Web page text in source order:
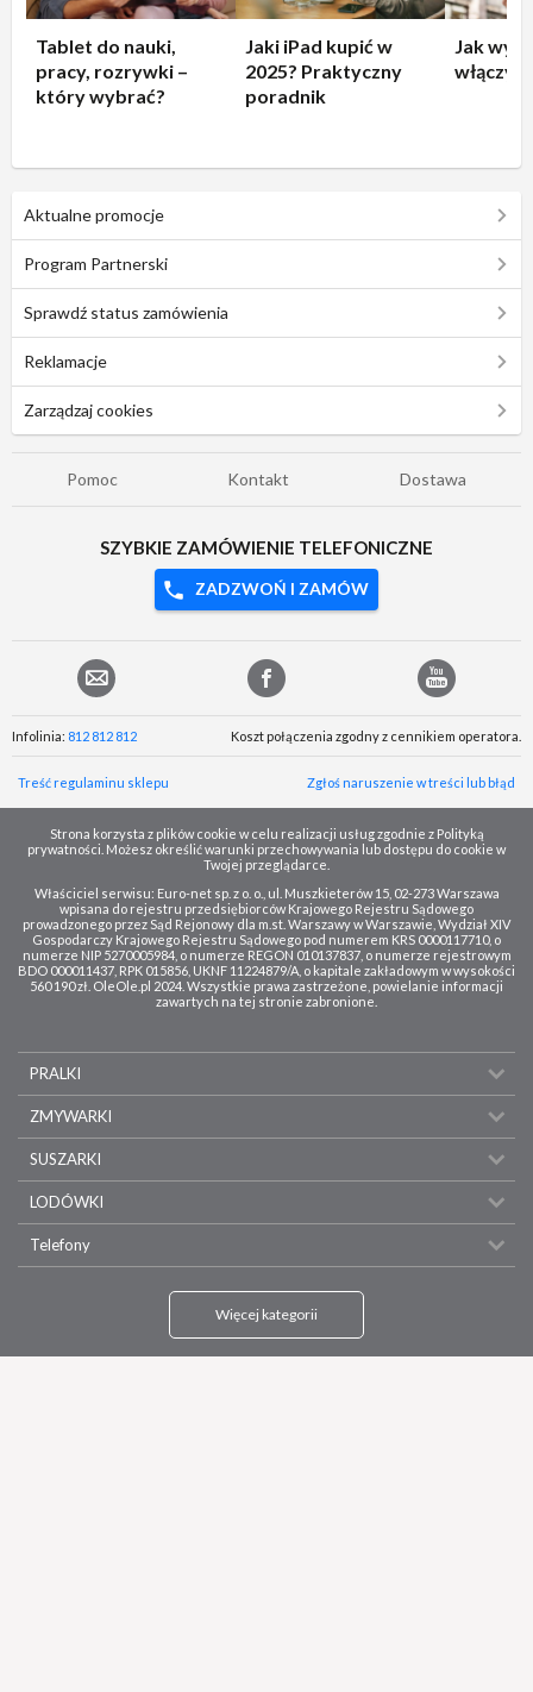
Tablet do nauki,
pracy, rozrywki –
który wybrać?
Jaki iPad kupić w
2025? Praktyczny
poradnik
Jak
włączyć
Aktualne promocje
Program Partnerski
Sprawdź status zamówienia
Reklamacje
Zarządzaj cookies
Pomoc Kontakt Dostawa
SZYBKIE ZAMÓWIENIE TELEFONICZNE
ZADZWOŃ I ZAMÓW
Infolinia: 812 812 812 Koszt połączenia zgodny z cennikiem operatora.
Treść regulaminu sklepu Zgłoś naruszenie w treści lub błąd
Strona korzysta z plików cookie w celu realizacji usług zgodnie z Polityką
prywatności. Możesz określić warunki przechowywania lub dostępu do cookie w
Twojej przeglądarce.
Właściciel serwisu: Euro-net sp. z o. o., ul. Muszkieterów 15, 02-273 Warszawa
wpisana do rejestru przedsiębiorców Krajowego Rejestru Sądowego
prowadzonego przez Sąd Rejonowy dla m.st. Warszawy w Warszawie, Wydział XIV
Gospodarczy Krajowego Rejestru Sądowego pod numerem KRS 0000117710, o
numerze NIP 5270005984, o numerze REGON 010137837, o numerze rejestrowym
BDO 000011437, RPK 015856, UKNF 11224879/A, o kapitale zakładowym w wysokości
560 190 zł. OleOle.pl 2024. Wszystkie prawa zastrzeżone, powielanie informacji
zawartych na tej stronie zabronione.
PRALKI
ZMYWARKI
SUSZARKI
LODÓWKI
Telefony
Więcej kategorii